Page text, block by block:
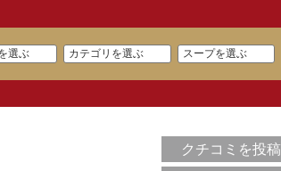
クチコミを投稿